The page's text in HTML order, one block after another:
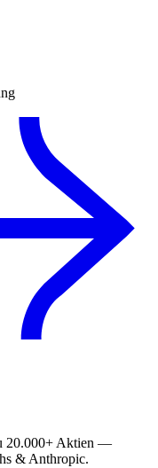
20.000+ Aktien —
& Anthropic.